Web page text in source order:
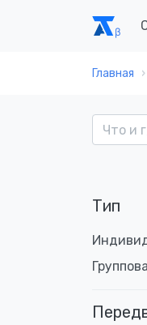
Главная
Тип